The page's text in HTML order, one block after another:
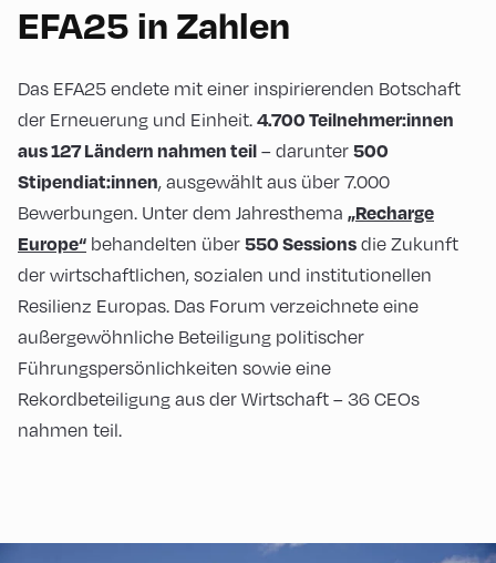
EFA25 in Zahlen
Das EFA25 endete mit einer inspirierenden Botschaft
der Erneuerung und Einheit.4.700 Teilnehmer:innen
aus 127 Ländern nahmen teil– darunter500
Stipendiat:innen, ausgewählt aus über 7.000
Bewerbungen. Unter dem Jahresthema „Recharge
Europe“ behandelten über550 Sessionsdie Zukunft
der wirtschaftlichen, sozialen und institutionellen
Resilienz Europas. Das Forum verzeichnete eine
außergewöhnliche Beteiligung politischer
Führungspersönlichkeiten sowie eine
Rekordbeteiligung aus der Wirtschaft – 36 CEOs
nahmen teil.